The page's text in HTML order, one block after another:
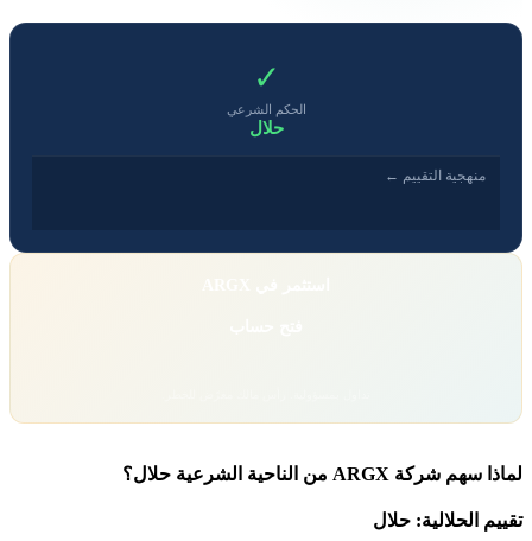
✓
الحكم الشرعي
حلال
منهجية التقييم ←
لماذا سهم شركة ARGX من الناحية الشرعية حلال؟
تقييم الحلالية: حلال